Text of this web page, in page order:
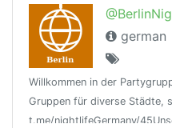
german
Willkommen in der
Gruppen für diverse Städte,
t.me/nightlifeGermany/